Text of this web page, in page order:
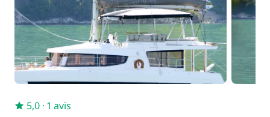
5,0 · 1 avis